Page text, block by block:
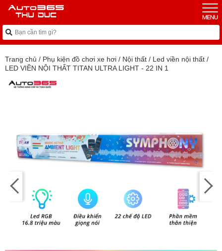
Trang chủ / Phụ kiện đồ chơi xe hơi / Nội thất / Led viền nội thất /
LED VIỀN NỘI THẤT TITAN ULTRA LIGHT - 22 IN 1